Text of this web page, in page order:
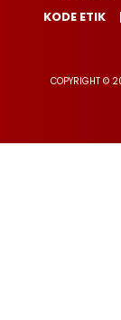
KODE ETIK
COPYRIGHT ©